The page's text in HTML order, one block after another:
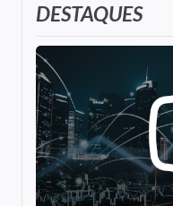
DESTAQUES